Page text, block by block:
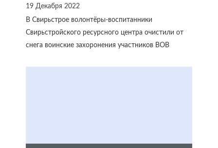
19 Декабря 2022
В Свирьстрое волонтёры-воспитанники
Свирьстройского ресурсного центра очистили от
снега воинские захоронения участников ВОВ